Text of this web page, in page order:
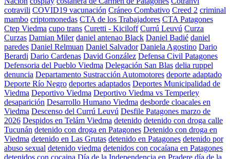
cotravili COVID19 vacunación Cráneo Combativo Creed 2 criminal
mambo criptomonedas CTA de los Trabajadores CTA Patagones
Ctep Viedma cupo trans Curetti - Kiciloff Currú Leuvú Curza
Curzas Damian Miler daniel antenao Black Daniel Badié daniel
paredes Daniel Relmuan Daniel Salvador Daniela Agostino Dario
Berardi Dario Cardenas David González Defensa Civil Patagones
Defensoria del Pueblo Viedma Delegación San Blas delia ruppel
denuncia Departamento Sustracción Automotores deporte adaptado
Deporte Río Negro deportes adaptados Deportes Municipalidad de
Viedma Deportivo Viedma Deportivo Viedma vs Temperley
desaparición Desarrollo Humano Viedma desborde cloacales en
Viedma Descenso del Currú Leuvú Desfile Patagones marzo de
2026 Despidos en Telám Viedma detenido detenido con droga calle
Tucunán detenido con droga en Patagones Detenido con droga en
Viedma detenido en Las Grutas detenido en Patagones detenido por
abuso sexual detenido viedma detenidos con cocaíana en Patagones
detenidos con cocaina Día de la Independencia en Pradere día de la